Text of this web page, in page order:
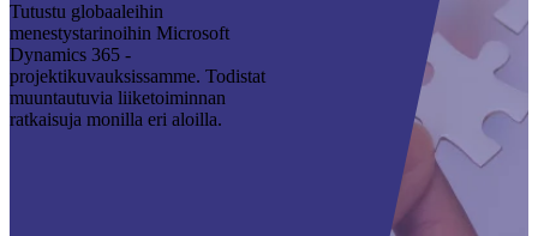
Tutustu globaaleihin
menestystarinoihin Microsoft
Dynamics 365 -
projektikuvauksissamme. Todistat
muuntautuvia liiketoiminnan
ratkaisuja monilla eri aloilla.